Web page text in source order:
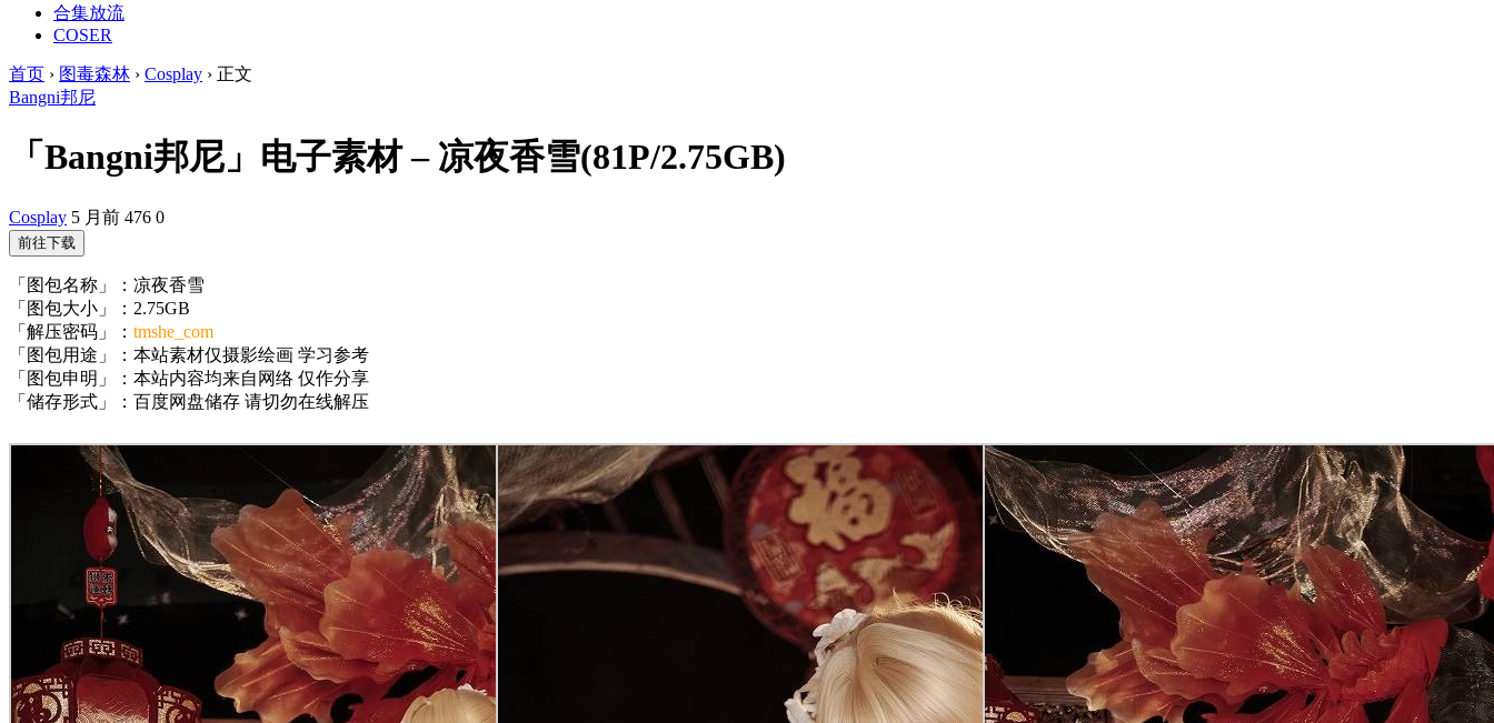
合集放流
COSER
首页 › 图毒森林 › Cosplay › 正文
Bangni邦尼
「Bangni邦尼」电子素材 – 凉夜香雪(81P/2.75GB)
Cosplay 5 月前 476 0
前往下载
「图包名称」：凉夜香雪
「图包大小」：2.75GB
「解压密码」： tmshe_com
「图包用途」：本站素材仅摄影绘画 学习参考
「图包申明」：本站内容均来自网络 仅作分享
「储存形式」：百度网盘储存 请切勿在线解压